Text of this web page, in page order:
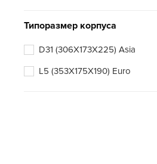
Типоразмер корпуса
D31 (306X173X225) Asia
L5 (353X175X190) Euro